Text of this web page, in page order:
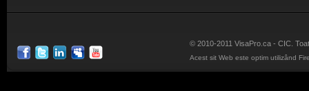
© 2010-2011 VisaPro.ca - CIC.
Acest sit Web este optim utilizând